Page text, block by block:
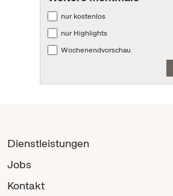
nur kostenlos
nur Highlights
Wochenendvorschau
Dienstleistungen
Jobs
Kontakt